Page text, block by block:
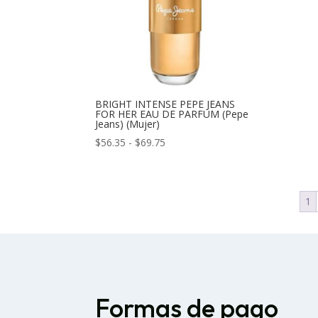
BRIGHT INTENSE PEPE JEANS
FOR HER EAU DE PARFUM (Pepe
Jeans) (Mujer)
$56.35 - $69.75
1
Formas de pago